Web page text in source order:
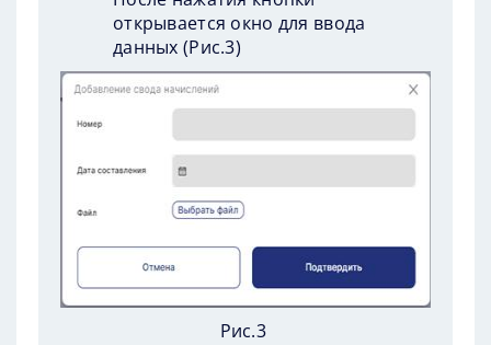
открывается окно для ввода
данных (Рис.3)
Рис.3